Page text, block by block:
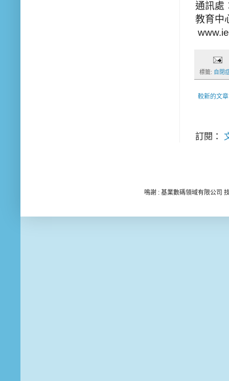
通訊處
教育中
標籤: 自閉
較新的文章
訂閱：
鳴謝 : 基業數碼領域有限公司